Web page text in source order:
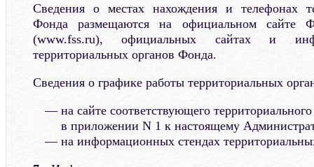
Сведения о местах нахождения и телефонах
Фонда размещаются на официальном сайте
(www.fss.ru), официальных сайтах и
территориальных органов Фонда.
Сведения о графике работы территориальных
на сайте соответствующего
в приложении N 1 к настоящему
на информационных стендах